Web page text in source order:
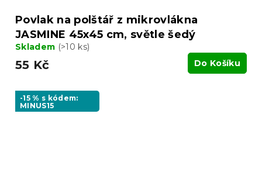
Povlak na polštář z mikrovlákna
JASMINE 45x45 cm, světle šedý
Skladem (>10 ks)
55 Kč Do Košíku
-15 % s kódem:
MINUS15